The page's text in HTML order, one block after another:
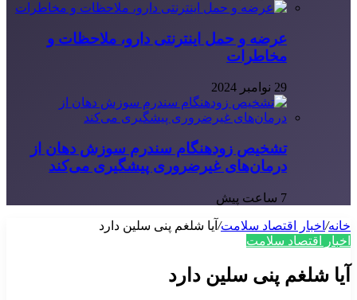
عرضه و حمل اینترنتی دارو، ملاحظات و
مخاطرات
29 نوامبر 2024
تشخیص زودهنگام سندرم سوزش دهان از
درمان‌های غیرضروری پیشگیری می‌کند
7 ساعت پیش
خانه/ اخبار اقتصاد سلامت/ آیا شلغم پنی سلین دارد
اخبار اقتصاد سلامت
آیا شلغم پنی سلین دارد